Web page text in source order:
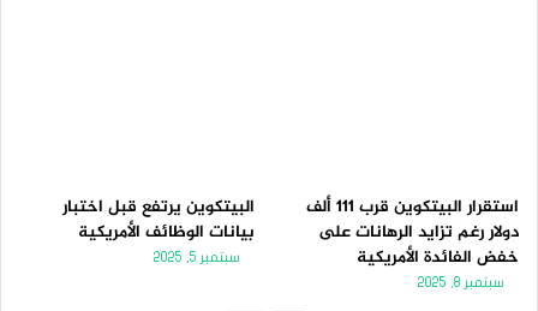
استقرار البيتكوين قرب 111 ألف
دولار رغم تزايد الرهانات على
خفض الفائدة الأمريكية
سبتمبر 8, 2025
البيتكوين يرتفع قبل اختبار
بيانات الوظائف الأمريكية
سبتمبر 5, 2025